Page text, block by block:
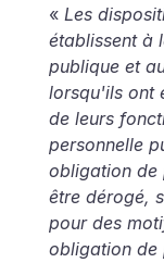
« Les
établissent à
publique et
lorsqu'ils ont
de leurs
personnelle
obligation de
être dérogé,
pour des
obligation de